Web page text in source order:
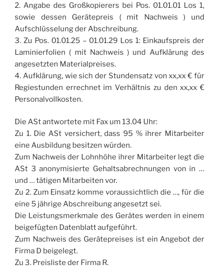
2. Angabe des Großkopierers bei Pos. 01.01.01 Los 1,
sowie dessen Gerätepreis ( mit Nachweis ) und
Aufschlüsselung der Abschreibung.
3. Zu Pos. 01.01.25 – 01.01.29 Los 1: Einkaufspreis der
Laminierfolien ( mit Nachweis ) und Aufklärung des
angesetzten Materialpreises.
4. Aufklärung, wie sich der Stundensatz von xx,xx € für
Regiestunden errechnet im Verhältnis zu den xx,xx €
Personalvollkosten.
Die ASt antwortete mit Fax um 13.04 Uhr:
Zu 1. Die ASt versichert, dass 95 % ihrer Mitarbeiter
eine Ausbildung besitzen würden.
Zum Nachweis der Lohnhöhe ihrer Mitarbeiter legt die
ASt 3 anonymisierte Gehaltsabrechnungen von in …
und … tätigen Mitarbeiten vor.
Zu 2. Zum Einsatz komme voraussichtlich die …, für die
eine 5 jährige Abschreibung angesetzt sei.
Die Leistungsmerkmale des Gerätes werden in einem
beigefügten Datenblatt aufgeführt.
Zum Nachweis des Gerätepreises ist ein Angebot der
Firma D beigelegt.
Zu 3. Preisliste der Firma R.